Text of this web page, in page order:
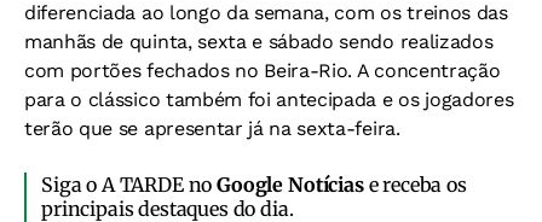
diferenciada ao longo da semana, com os treinos das
manhãs de quinta, sexta e sábado sendo realizados
com portões fechados no Beira-Rio. A concentração
para o clássico também foi antecipada e os jogadores
terão que se apresentar já na sexta-feira.
Siga o A TARDE noGoogle Notíciase receba os
principais destaques do dia.